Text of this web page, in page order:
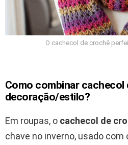
O cachecol de crochê
Como combinar cachecol
decoração/estilo?
Em roupas, o cachecol de
chave no inverno, usado